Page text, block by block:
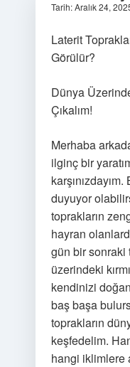
Tarih: Aralık 24,
Laterit
Görülür?
Dünya
Çıkalım!
Merhaba
ilginç bir
duyuyor
toprakların
hayran
gün bir sonraki
üzerindeki
kendinizi
baş başa
toprakların
keşfedelim.
hangi iklimlere